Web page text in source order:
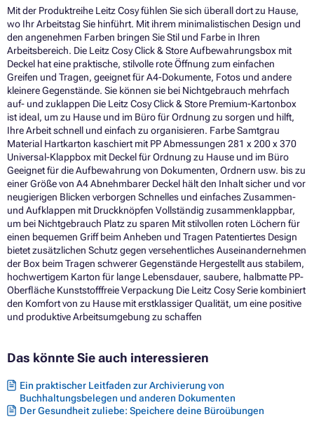
Mit der Produktreihe Leitz Cosy fühlen Sie sich überall dort zu Hause,
wo Ihr Arbeitstag Sie hinführt. Mit ihrem minimalistischen Design und
den angenehmen Farben bringen Sie Stil und Farbe in Ihren
Arbeitsbereich. Die Leitz Cosy Click & Store Aufbewahrungsbox mit
Deckel hat eine praktische, stilvolle rote Öffnung zum einfachen
Greifen und Tragen, geeignet für A4-Dokumente, Fotos und andere
kleinere Gegenstände. Sie können sie bei Nichtgebrauch mehrfach
auf- und zuklappen Die Leitz Cosy Click & Store Premium-Kartonbox
ist ideal, um zu Hause und im Büro für Ordnung zu sorgen und hilft,
Ihre Arbeit schnell und einfach zu organisieren. Farbe Samtgrau
Material Hartkarton kaschiert mit PP Abmessungen 281 x 200 x 370
Universal-Klappbox mit Deckel für Ordnung zu Hause und im Büro
Geeignet für die Aufbewahrung von Dokumenten, Ordnern usw. bis zu
einer Größe von A4 Abnehmbarer Deckel hält den Inhalt sicher und vor
neugierigen Blicken verborgen Schnelles und einfaches Zusammen-
und Aufklappen mit Druckknöpfen Vollständig zusammenklappbar,
um bei Nichtgebrauch Platz zu sparen Mit stilvollen roten Löchern für
einen bequemen Griff beim Anheben und Tragen Patentiertes Design
bietet zusätzlichen Schutz gegen versehentliches Auseinandernehmen
der Box beim Tragen schwerer Gegenstände Hergestellt aus stabilem,
hochwertigem Karton für lange Lebensdauer, saubere, halbmatte PP-
Oberfläche Kunststofffreie Verpackung Die Leitz Cosy Serie kombiniert
den Komfort von zu Hause mit erstklassiger Qualität, um eine positive
und produktive Arbeitsumgebung zu schaffen
Das könnte Sie auch interessieren
Ein praktischer Leitfaden zur Archivierung von
Buchhaltungsbelegen und anderen Dokumenten
Der Gesundheit zuliebe: Speichere deine Büroübungen